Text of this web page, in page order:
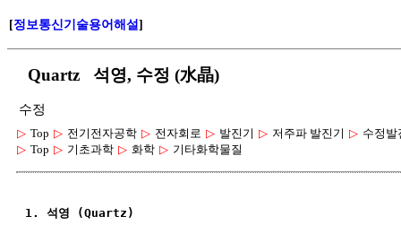
[정보통신기술용어해설]
Quartz 석영, 수정 (水晶)
수정
▷ Top ▷ 전기전자공학 ▷ 전자회로 ▷ 발진기 ▷ 저주파 발진기 ▷ 수정발
▷ Top ▷ 기초과학 ▷ 화학 ▷ 기타화학물질
1. 석영 (Quartz)